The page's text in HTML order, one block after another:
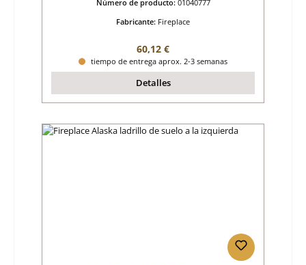
Número de producto: 01040777
Fabricante: Fireplace
Precio normal:
60,12 €
tiempo de entrega aprox. 2-3 semanas
Detalles